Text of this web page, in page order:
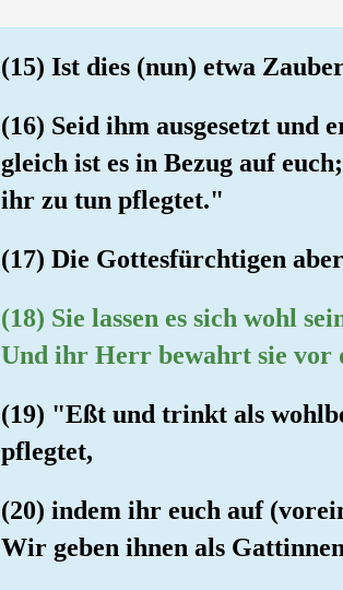
(15) Ist dies (nun) etwa
(16) Seid ihm ausgesetzt und
gleich ist es in Bezug auf
ihr zu tun pflegtet."
(17) Die Gottesfürchtigen
(18) Sie lassen es sich wohl
Und ihr Herr bewahrt sie vor
(19) "Eßt und trinkt als
pflegtet,
(20) indem ihr euch auf
Wir geben ihnen als